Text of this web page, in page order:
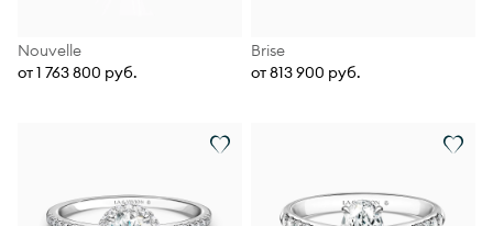
Nouvelle
от 1 763 800 руб.
Brise
от 813 900 руб.